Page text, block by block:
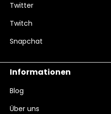
Twitter
Twitch
Snapchat
Informationen
Blog
Über uns